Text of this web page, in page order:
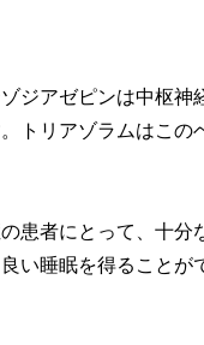
ジアゼピンは中枢神
トリアゾラムはこの
患者にとって、十分
い睡眠を得ることが